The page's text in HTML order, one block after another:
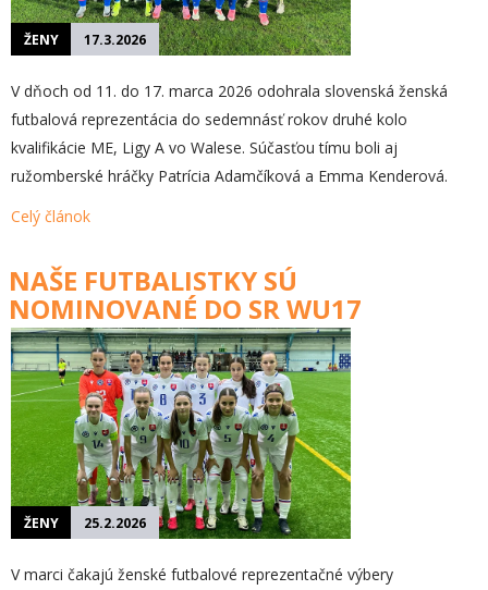
ŽENY 17.3.2026
V dňoch od 11. do 17. marca 2026 odohrala slovenská ženská
futbalová reprezentácia do sedemnásť rokov druhé kolo
kvalifikácie ME, Ligy A vo Walese. Súčasťou tímu boli aj
ružomberské hráčky Patrícia Adamčíková a Emma Kenderová.
Celý článok
NAŠE FUTBALISTKY SÚ
NOMINOVANÉ DO SR WU17
ŽENY 25.2.2026
V marci čakajú ženské futbalové reprezentačné výbery